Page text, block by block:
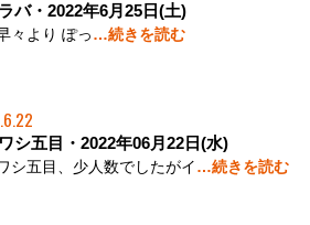
バ・2022年6月25日(土)
々より ぽっ…続きを読む
シ五目・2022年06月22日(水)
シ五目、少人数でしたがイ…続きを読む